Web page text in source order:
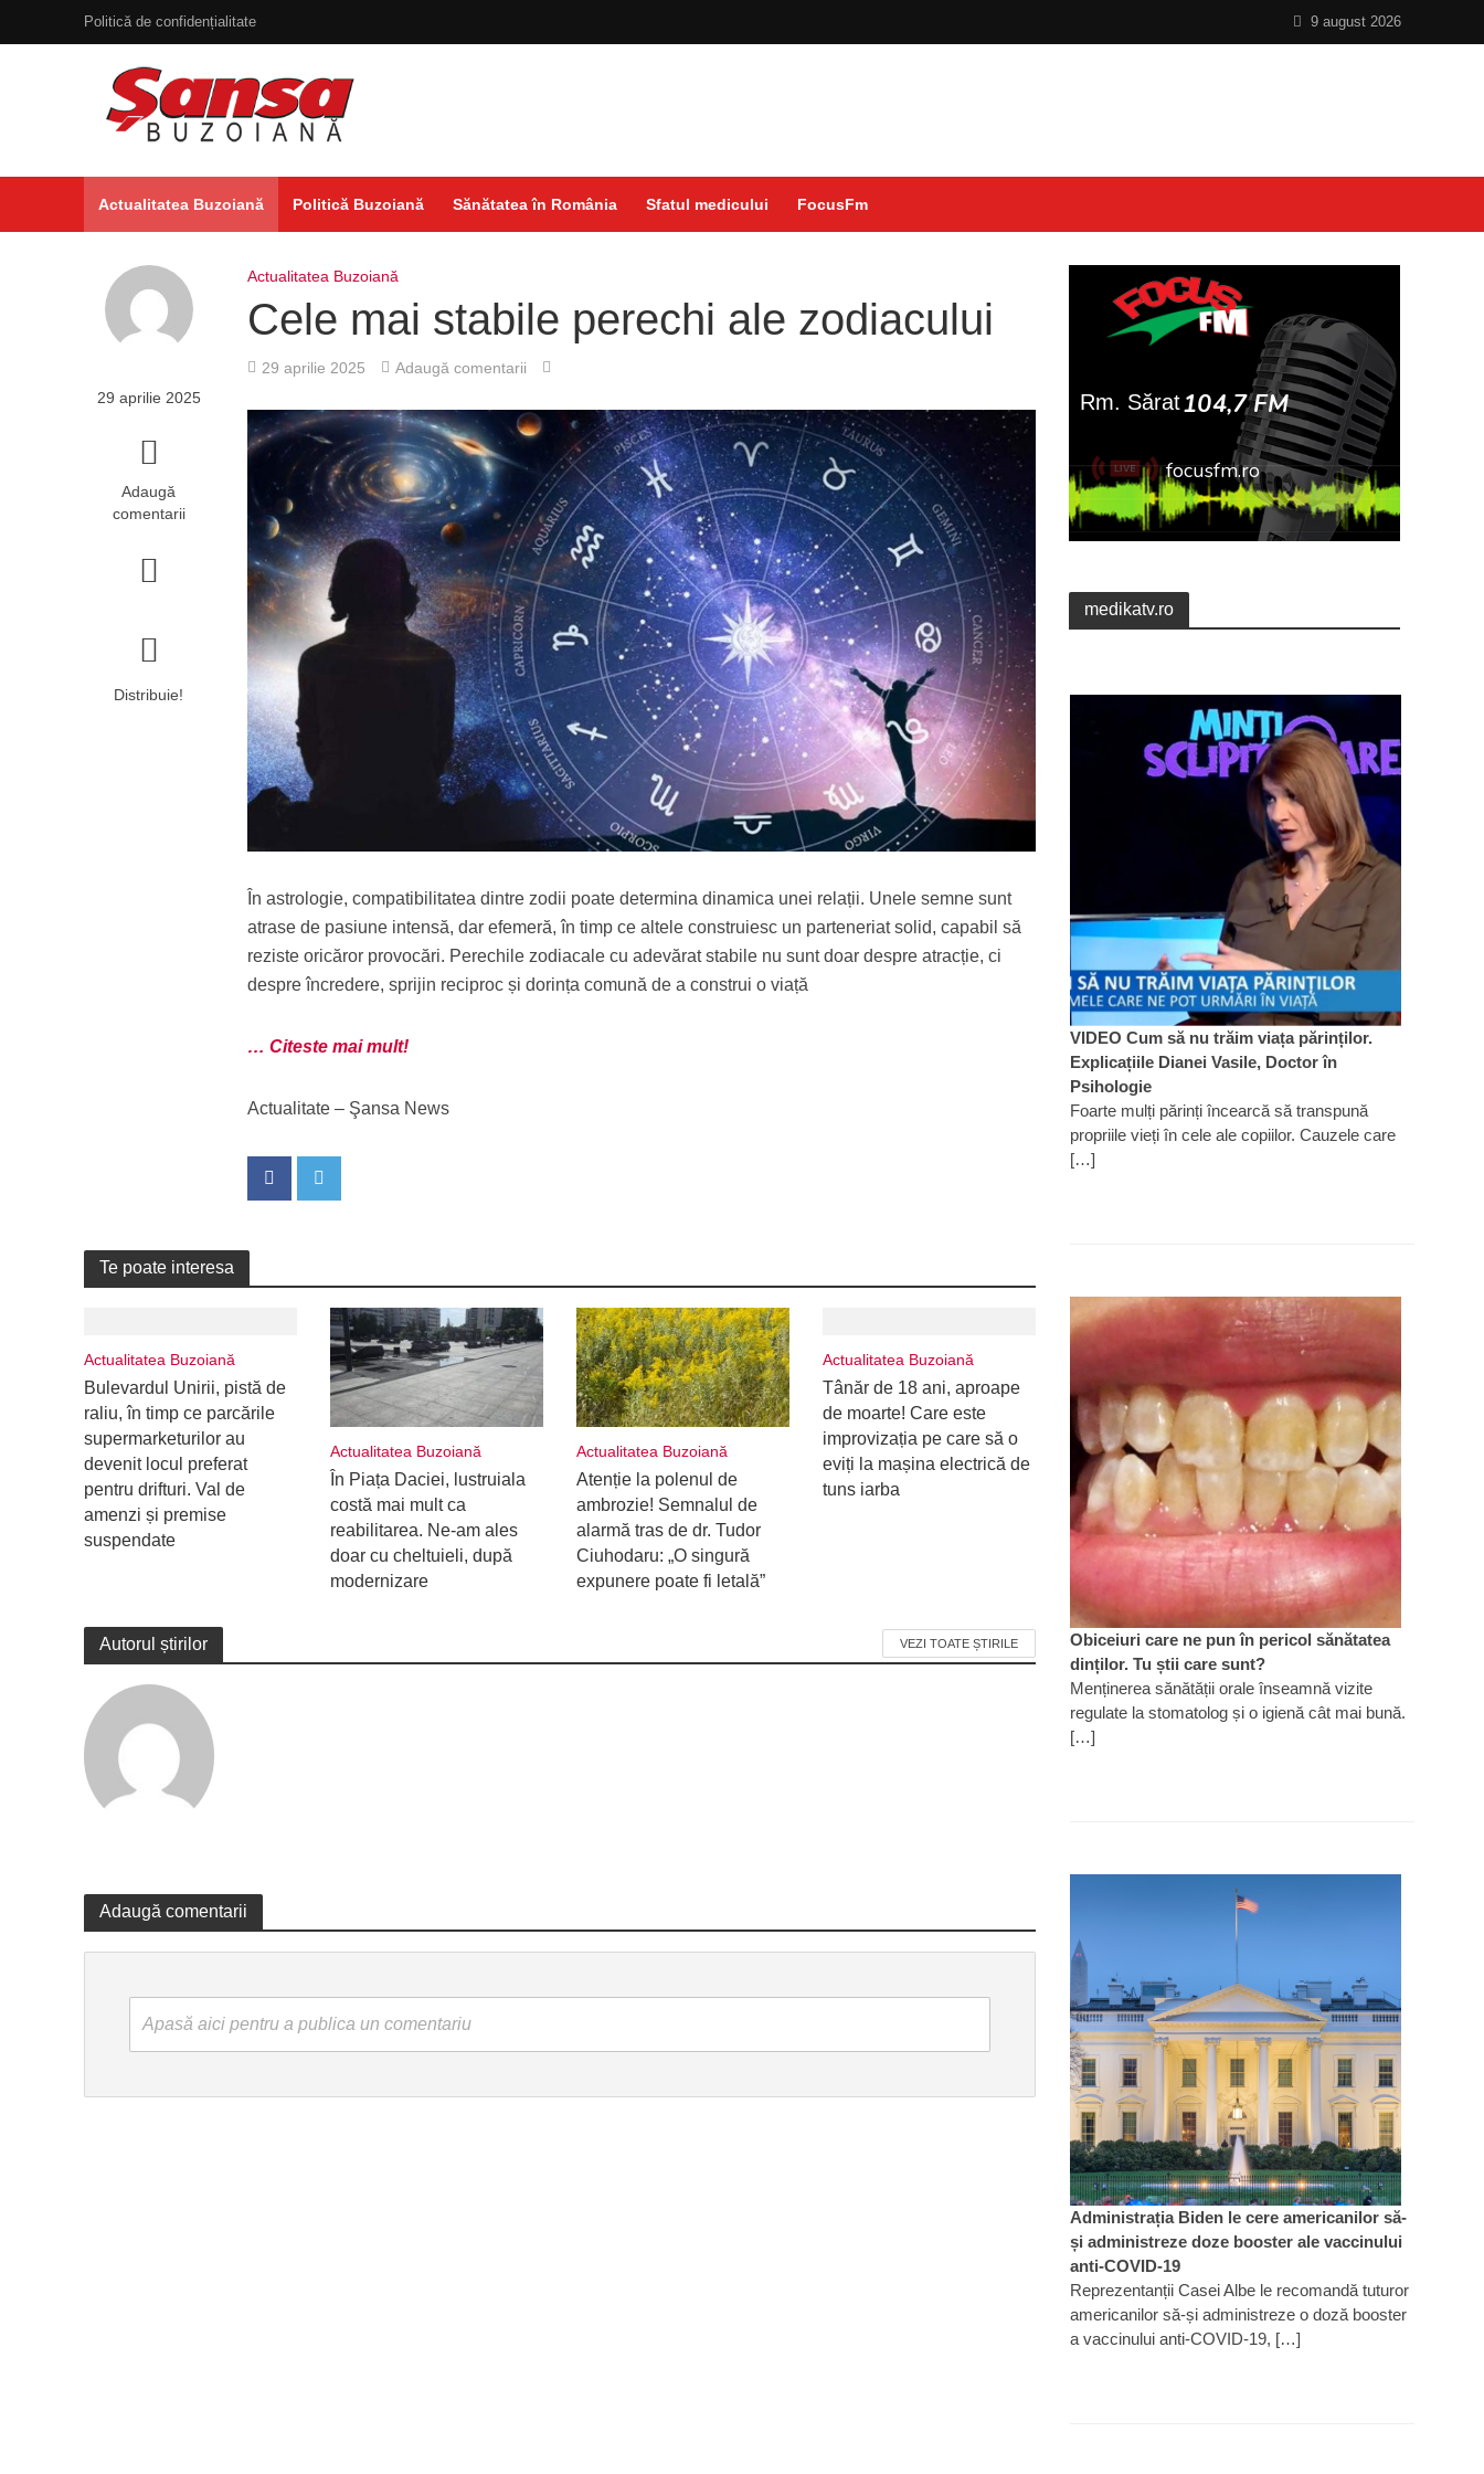
Politică de confidențialitate 9 august 2026
Actualitatea Buzoiană Politică Buzoiană Sănătatea în România Sfatul medicului FocusFm
29 aprilie 2025
Adaugă
comentarii
Distribuie!
Actualitatea Buzoiană
Cele mai stabile perechi ale zodiacului
29 aprilie 2025 Adaugă comentarii
În astrologie, compatibilitatea dintre zodii poate determina dinamica unei relații. Unele semne sunt
atrase de pasiune intensă, dar efemeră, în timp ce altele construiesc un parteneriat solid, capabil să
reziste oricăror provocări. Perechile zodiacale cu adevărat stabile nu sunt doar despre atracție, ci
despre încredere, sprijin reciproc și dorința comună de a construi o viață
… Citeste mai mult!
Actualitate – Şansa News
Te poate interesa
Actualitatea Buzoiană
Bulevardul Unirii, pistă de
raliu, în timp ce parcările
supermarketurilor au
devenit locul preferat
pentru drifturi. Val de
amenzi și premise
suspendate
Actualitatea Buzoiană
În Piața Daciei, lustruiala
costă mai mult ca
reabilitarea. Ne-am ales
doar cu cheltuieli, după
modernizare
Actualitatea Buzoiană
Atenție la polenul de
ambrozie! Semnalul de
alarmă tras de dr. Tudor
Ciuhodaru: „O singură
expunere poate fi letală”
Actualitatea Buzoiană
Tânăr de 18 ani, aproape
de moarte! Care este
improvizația pe care să o
eviți la mașina electrică de
tuns iarba
Autorul știrilor VEZI TOATE ȘTIRILE
Adaugă comentarii
Apasă aici pentru a publica un comentariu
medikatv.ro
VIDEO Cum să nu trăim viața părinților.
Explicațiile Dianei Vasile, Doctor în
Psihologie
Foarte mulți părinți încearcă să transpună
propriile vieți în cele ale copiilor. Cauzele care
[…]
Obiceiuri care ne pun în pericol sănătatea
dinților. Tu știi care sunt?
Menținerea sănătății orale înseamnă vizite
regulate la stomatolog și o igienă cât mai bună.
[…]
Administrația Biden le cere americanilor să-
și administreze doze booster ale vaccinului
anti-COVID-19
Reprezentanții Casei Albe le recomandă tuturor
americanilor să-și administreze o doză booster
a vaccinului anti-COVID-19, […]